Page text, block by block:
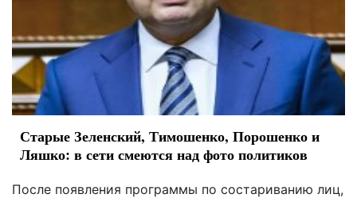
Старые Зеленский, Тимошенко, Порошенко и
Ляшко: в сети смеются над фото политиков
После появления программы по состариванию лиц,